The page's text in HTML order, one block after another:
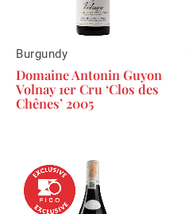
Burgundy
Domaine Antonin Guyon
Volnay 1er Cru ‘Clos des
Chênes’ 2005